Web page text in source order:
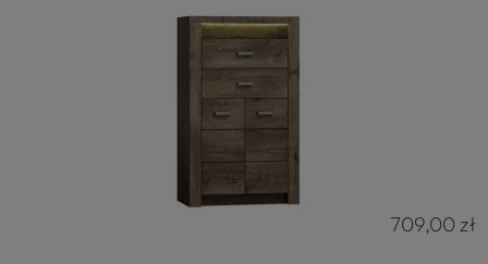
709,00 zł